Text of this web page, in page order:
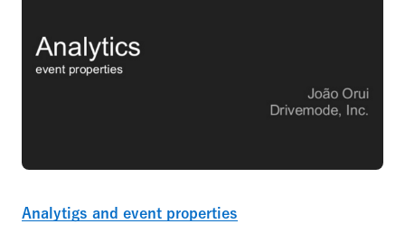
Analytigs and event properties